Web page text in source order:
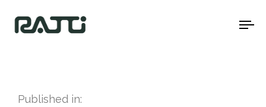
Published in: